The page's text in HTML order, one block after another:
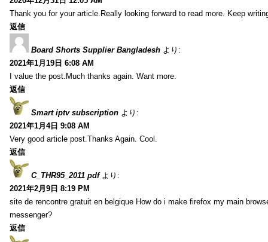
Thank you for your article.Really looking forward to read more. Keep
返信
Board Shorts Supplier Bangladesh より:
2021年1月19日 6:08 AM
I value the post.Much thanks again. Want more.
返信
Smart iptv subscription より:
2021年1月4日 9:08 AM
Very good article post.Thanks Again. Cool.
返信
C_THR95_2011 pdf より:
2021年2月9日 8:19 PM
site de rencontre gratuit en belgique How do i make firefox my main
messenger?
返信